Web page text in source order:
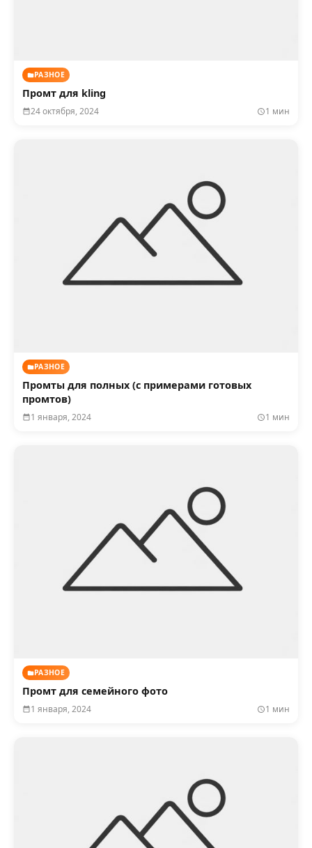
РАЗНОЕ
Промт для kling
24 октября, 2024 1 мин
РАЗНОЕ
Промты для полных (с примерами готовых
промтов)
1 января, 2024 1 мин
РАЗНОЕ
Промт для семейного фото
1 января, 2024 1 мин